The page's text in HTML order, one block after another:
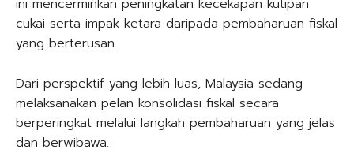
cukai serta impak ketara daripada pembaharuan fiskal
yang berterusan.
Dari perspektif yang lebih luas, Malaysia sedang
melaksanakan pelan konsolidasi fiskal secara
berperingkat melalui langkah pembaharuan yang jelas
dan berwibawa.